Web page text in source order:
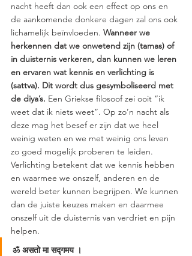
nacht heeft dan ook een effect op ons en
de aankomende donkere dagen zal ons ook
lichamelijk beïnvloeden. Wanneer we
herkennen dat we onwetend zijn (tamas) of
in duisternis verkeren, dan kunnen we leren
en ervaren wat kennis en verlichting is
(sattva). Dit wordt dus gesymboliseerd met
de diya’s. Een Griekse filosoof zei ooit “ik
weet dat ik niets weet”. Op zo’n nacht als
deze mag het besef er zijn dat we heel
weinig weten en we met weinig ons leven
zo goed mogelijk proberen te leiden.
Verlichting betekent dat we kennis hebben
en waarmee we onszelf, anderen en de
wereld beter kunnen begrijpen. We kunnen
dan de juiste keuzes maken en daarmee
onszelf uit de duisternis van verdriet en pijn
helpen.
ॐ असतो मा सद्गमय ।